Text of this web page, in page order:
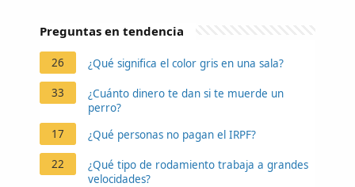
Preguntas en tendencia
26 ¿Qué significa el color gris en una sala?
33
¿Cuánto dinero te dan si te muerde un
perro?
17
¿Qué personas no pagan el IRPF?
22
¿Qué tipo de rodamiento trabaja a grandes
velocidades?